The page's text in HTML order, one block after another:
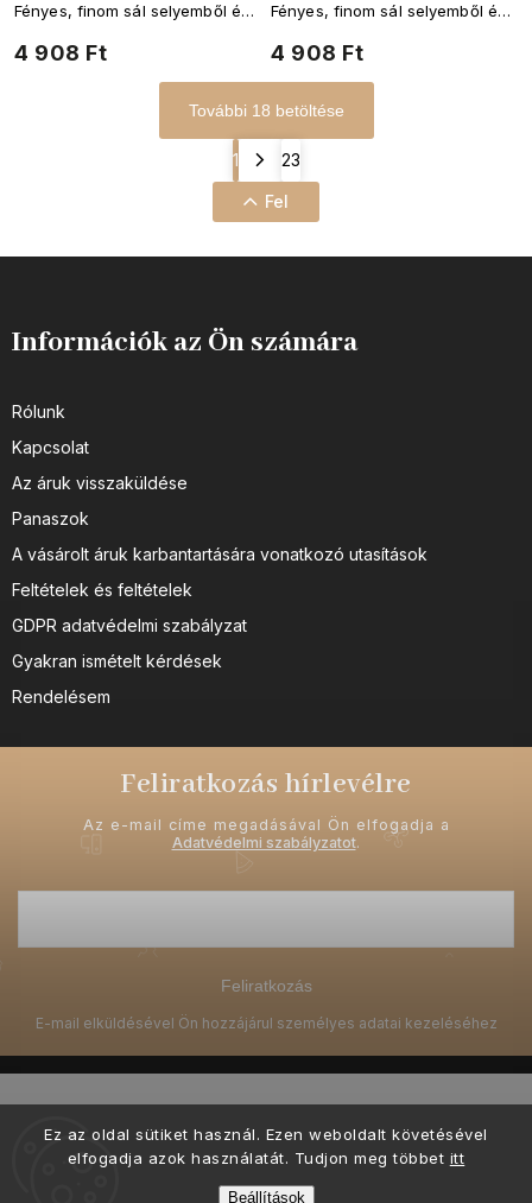
Ez az oldal sütiket használ. Ezen weboldalt követésével
elfogadja azok használatát. Tudjon meg többet itt
Beállítások
4 908 Ft
Fényes, finom sál selyemből és
4 908 Ft
Fényes, finom sál selyemből és
További 18 betöltése
1 23
Fel
Információk az Ön számára
Rólunk
Kapcsolat
Az áruk visszaküldése
Panaszok
A vásárolt áruk karbantartására vonatkozó utasítások
Feltételek és feltételek
GDPR adatvédelmi szabályzat
Gyakran ismételt kérdések
Rendelésem
Feliratkozás hírlevélre
Az e-mail címe megadásával Ön elfogadja a
Adatvédelmi szabályzatot.
Feliratkozás